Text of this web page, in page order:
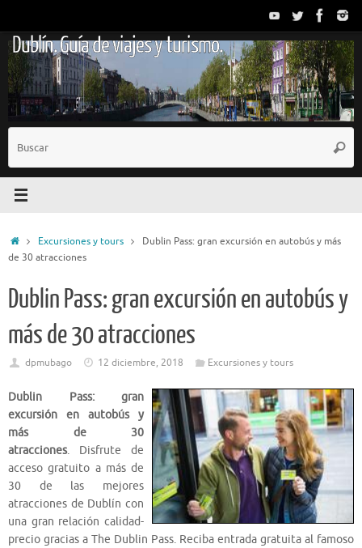
contenido
Dublín. Guía de viajes y turismo.
InicioExcursiones y tours
Dublin Pass: gran excursión en autobús y más
de 30 atracciones
Dublin Pass: gran excursión en autobús y
más de 30 atracciones
dpmubago 12 diciembre, 2018 Excursiones y tours
Dublin Pass: gran
excursión en autobús y
más de 30
atracciones. Disfrute de
acceso gratuito a más de
30 de las mejores
atracciones de Dublín con
una gran relación calidad-
precio gracias a The Dublin Pass. Reciba entrada gratuita al famoso